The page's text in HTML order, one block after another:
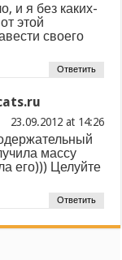
и я без каких-
этой
своего
Ответить
at
массу
его))) Целуйте
Ответить